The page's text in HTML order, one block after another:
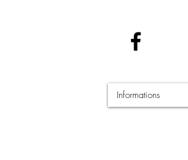
Informations